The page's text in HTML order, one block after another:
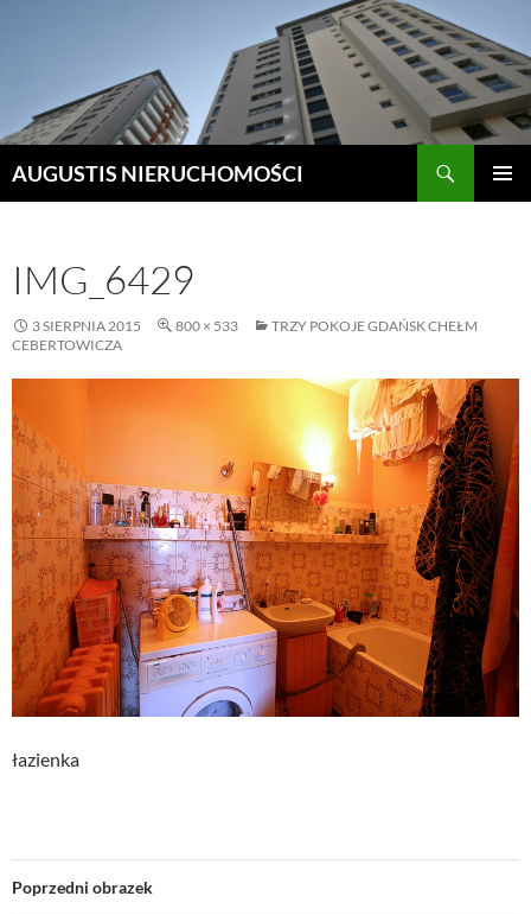
AUGUSTIS NIERUCHOMOŚCI
IMG_6429
3 SIERPNIA 2015 800 × 533
TRZY POKOJE GDAŃSK CHEŁM
CEBERTOWICZA
łazienka
Poprzedni obrazek